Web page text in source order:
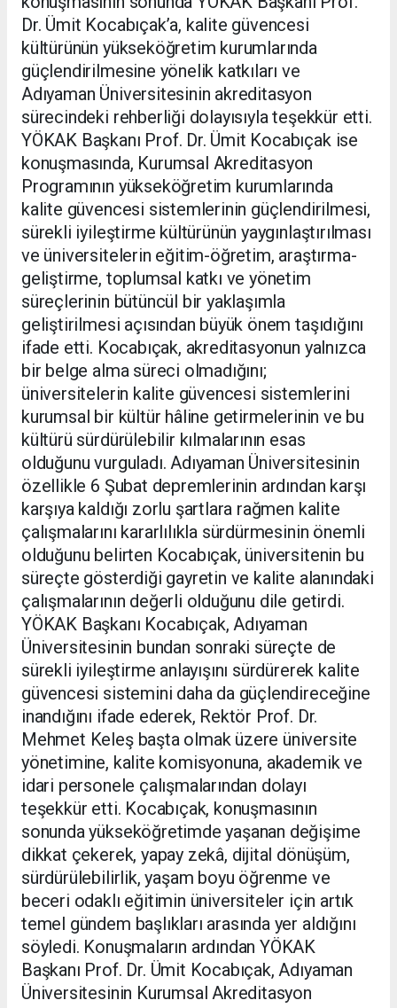
Dr. Ümit Kocabıçak’a, kalite güvencesi
kültürünün yükseköğretim kurumlarında
güçlendirilmesine yönelik katkıları ve
Adıyaman Üniversitesinin akreditasyon
sürecindeki rehberliği dolayısıyla teşekkür etti.
YÖKAK Başkanı Prof. Dr. Ümit Kocabıçak ise
konuşmasında, Kurumsal Akreditasyon
Programının yükseköğretim kurumlarında
kalite güvencesi sistemlerinin güçlendirilmesi,
sürekli iyileştirme kültürünün yaygınlaştırılması
ve üniversitelerin eğitim-öğretim, araştırma-
geliştirme, toplumsal katkı ve yönetim
süreçlerinin bütüncül bir yaklaşımla
geliştirilmesi açısından büyük önem taşıdığını
ifade etti. Kocabıçak, akreditasyonun yalnızca
bir belge alma süreci olmadığını;
üniversitelerin kalite güvencesi sistemlerini
kurumsal bir kültür hâline getirmelerinin ve bu
kültürü sürdürülebilir kılmalarının esas
olduğunu vurguladı. Adıyaman Üniversitesinin
özellikle 6 Şubat depremlerinin ardından karşı
karşıya kaldığı zorlu şartlara rağmen kalite
çalışmalarını kararlılıkla sürdürmesinin önemli
olduğunu belirten Kocabıçak, üniversitenin bu
süreçte gösterdiği gayretin ve kalite alanındaki
çalışmalarının değerli olduğunu dile getirdi.
YÖKAK Başkanı Kocabıçak, Adıyaman
Üniversitesinin bundan sonraki süreçte de
sürekli iyileştirme anlayışını sürdürerek kalite
güvencesi sistemini daha da güçlendireceğine
inandığını ifade ederek, Rektör Prof. Dr.
Mehmet Keleş başta olmak üzere üniversite
yönetimine, kalite komisyonuna, akademik ve
idari personele çalışmalarından dolayı
teşekkür etti. Kocabıçak, konuşmasının
sonunda yükseköğretimde yaşanan değişime
dikkat çekerek, yapay zekâ, dijital dönüşüm,
sürdürülebilirlik, yaşam boyu öğrenme ve
beceri odaklı eğitimin üniversiteler için artık
temel gündem başlıkları arasında yer aldığını
söyledi. Konuşmaların ardından YÖKAK
Başkanı Prof. Dr. Ümit Kocabıçak, Adıyaman
Üniversitesinin Kurumsal Akreditasyon